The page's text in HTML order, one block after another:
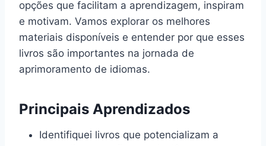
opções que facilitam a aprendizagem, inspiram
e motivam. Vamos explorar os melhores
materiais disponíveis e entender por que esses
livros são importantes na jornada de
aprimoramento de idiomas.
Principais Aprendizados
Identifiquei livros que potencializam a